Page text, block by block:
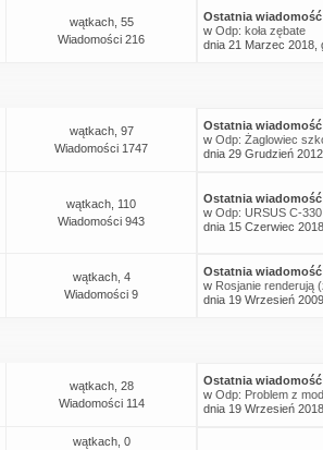
wątkach, 55
Wiadomości 216
Ostatnia wiadomość
wOdp: koła zębate
dnia 21 Marzec 2018,
wątkach, 97
Wiadomości 1747
Ostatnia wiadomość
wOdp: Żaglowiec
dnia 29 Grudzień
wątkach, 110
Wiadomości 943
Ostatnia wiadomość
wOdp: URSUS C-330
dnia 15 Czerwiec
wątkach, 4
Wiadomości 9
Ostatnia wiadomość
w Rosjanie renderują
dnia 19 Wrzesień
wątkach, 28
Wiadomości 114
Ostatnia wiadomość
wOdp: Problem z
dnia 19 Wrzesień
wątkach, 0